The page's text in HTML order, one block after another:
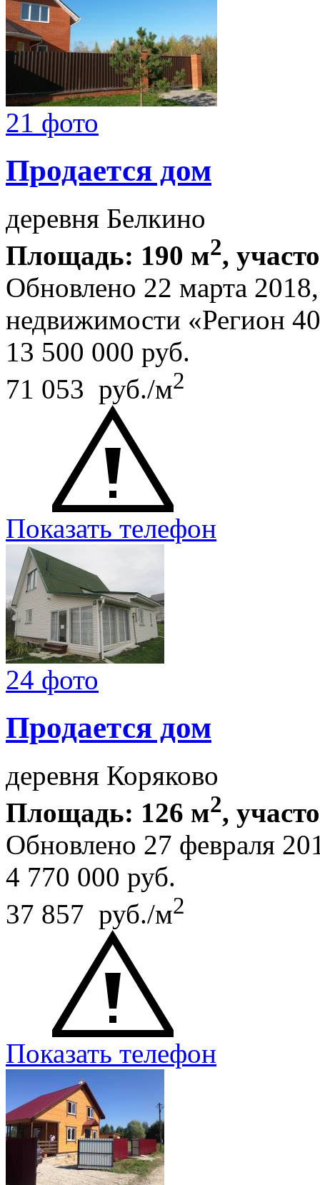
21 фото
Продается дом
деревня Белкино
Площадь: 190 м2,
Обновлено 22 марта
недвижимости «Регион
13 500 000 руб.
71 053 руб./м2
Показать телефон
24 фото
Продается дом
деревня Коряково
Площадь: 126 м2,
Обновлено 27 февраля
4 770 000 руб.
37 857 руб./м2
Показать телефон